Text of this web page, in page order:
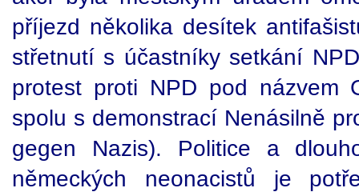
příjezd několika desítek
střetnutí s účastníky setkání
protest proti NPD pod názvem
spolu s demonstrací Nenásilně
gegen Nazis). Politice a
německých neonacistů je